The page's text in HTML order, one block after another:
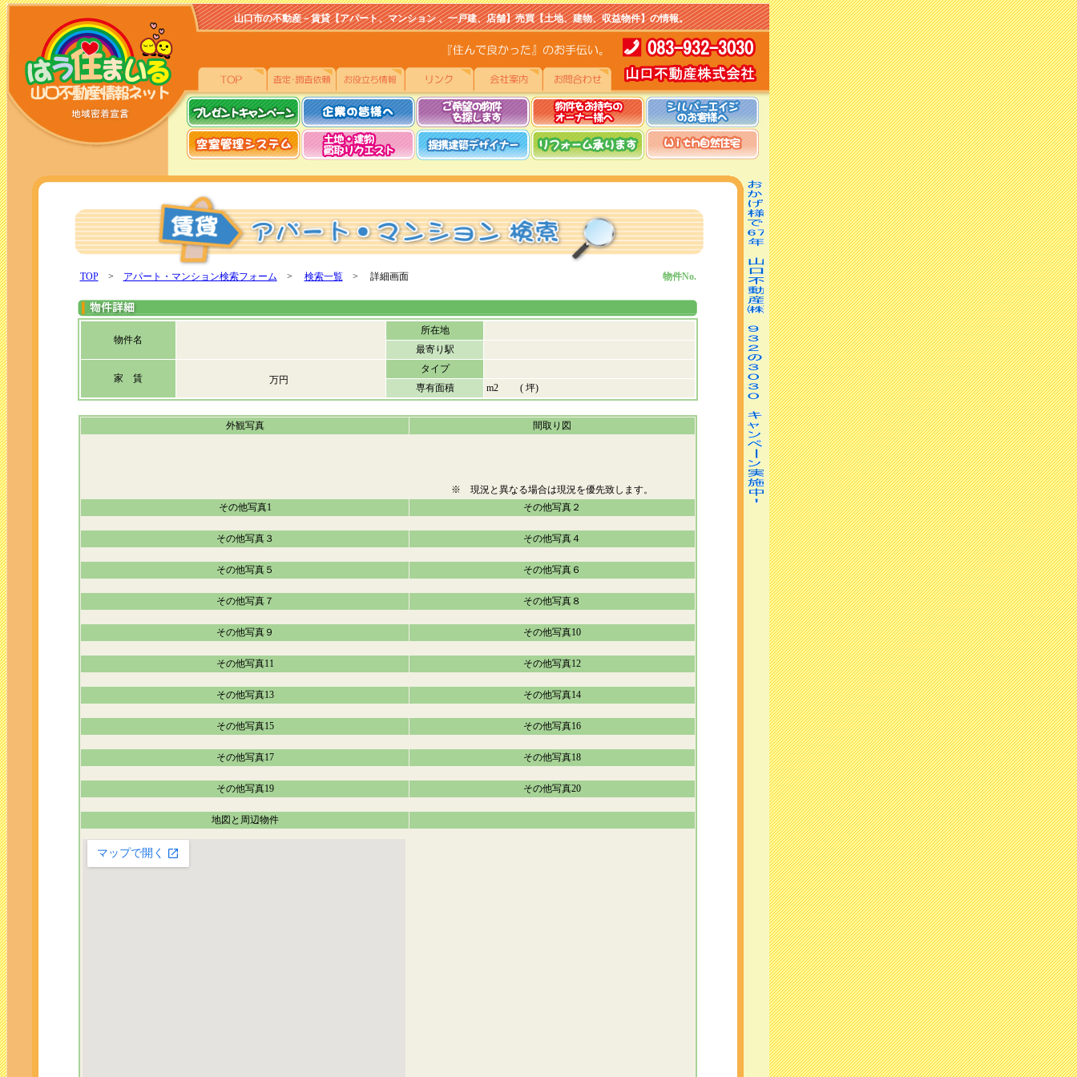
山口市の不動産－賃貸【アパート、マンション 、一戸建、店舗】売買【土地、建物、収益物件】の情報。
TOP> アパート・マンション検索フォーム > 検索一覧> 詳細画面 物件No.
物件名
所在地
最寄り駅
家 賃 万円
タイプ
専有面積
m2 ( 坪)
外観写真 間取り図
※ 現況と異なる場合は現況を優先致します。
その他写真1
その他写真２
その他写真３ その他写真４
その他写真５ その他写真６
その他写真７ その他写真８
その他写真９ その他写真10
その他写真11 その他写真12
その他写真13 その他写真14
その他写真15 その他写真16
その他写真17 その他写真18
その他写真19 その他写真20
地図と周辺物件